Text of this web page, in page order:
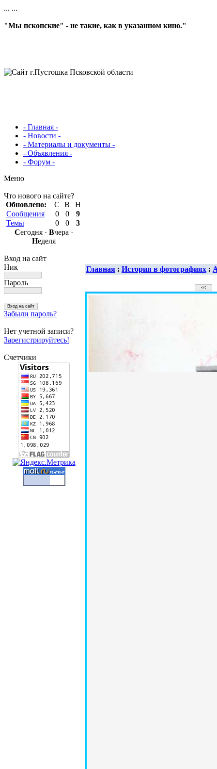
... ...
"Мы пскопские" - не такие, как в указанном кино."
- Главная -
- Новости -
- Материалы и документы -
- Объявления -
- Форум -
Меню
Что нового на сайте?
Обновлено:
С В
Н
Сообщения
0 0
9
Темы
0 0
3
Сегодня · Вчера ·
Неделя
Вход на сайт
Ник
Пароль
Забыли пароль?
Нет учетной записи?
Зарегистрируйтесь!
Счетчики
Главная : История в фотографиях :